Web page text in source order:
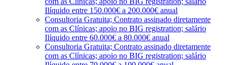
Ilíquido entre 150.000€ a 200.000€ anual
Consultoria Gratuita; Contrato assinado diretamente
com as Clínicas; apoio no BIG registration; salário
Ilíquido entre 60.000€ a 80.000€ anual
Consultoria Gratuita; Contrato assinado diretamente
com as Clínicas; apoio no BIG registration; salário